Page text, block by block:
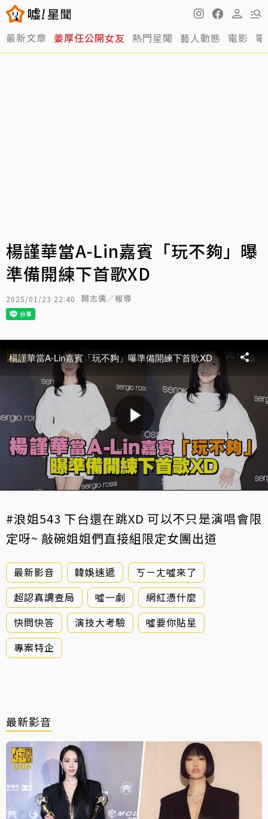
最新文章 姜厚任公開女友 熱門星聞 藝人動態 電影
楊謹華當A-Lin嘉賓「玩不夠」曝
準備開練下首歌XD
2025/01/23 22:40 闕志儒／報導
#浪姐543 下台還在跳XD 可以不只是演唱會限
定呀~ 敲碗姐姐們直接組限定女團出道
最新影音 韓娛速遞
ㄎㄧㄤ噓來了
超認真調查局
噓一劇
網紅憑什麼
快問快答
演技大考驗
噓要你貼星
專案特企
最新影音